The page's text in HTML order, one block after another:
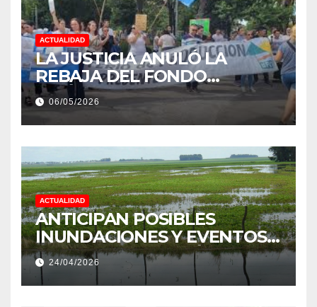
ACTUALIDAD
LA JUSTICIA ANULÓ LA
REBAJA DEL FONDO
ESTÍMULO A EMPLEADOS DE
PRODUCCIÓN DE LA
PROVINCIA DEL CHACO
06/05/2026
ACTUALIDAD
ANTICIPAN POSIBLES
INUNDACIONES Y EVENTOS
EXTREMOS: “PODRÍA SER UN
NIÑO MUY IMPORTANTE”
24/04/2026